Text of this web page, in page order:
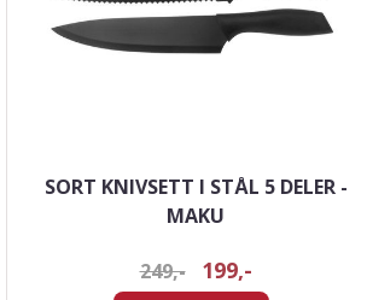
SORT KNIVSETT I STÅL 5 DELER -
MAKU
249,-
199,-